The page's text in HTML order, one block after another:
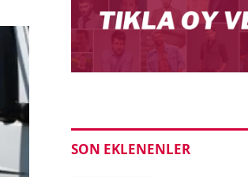
SON EKLENENLER